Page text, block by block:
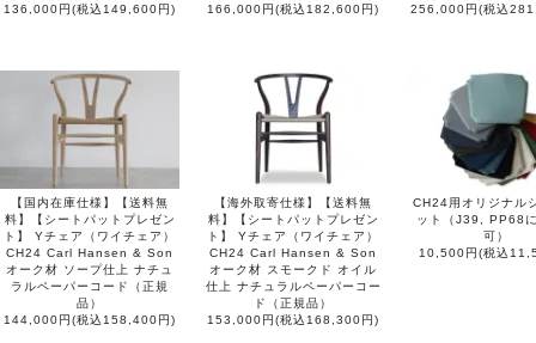
136,000円(税込149,600円)
166,000円(税込182,600円)
256,000円(税込
【国内在庫仕様】【送料無
料】【シートパットプレゼン
ト】 Yチェア（ワイチェア）
CH24 Carl Hansen & Son
オーク材 ソープ仕上 ナチュ
ラルペーパーコード（正規
品）
144,000円(税込158,400円)
【海外取寄仕様】【送料無
料】【シートパットプレゼン
ト】 Yチェア（ワイチェア）
CH24 Carl Hansen & Son
オーク材 スモークド オイル
仕上 ナチュラルペーパーコー
ド（正規品）
153,000円(税込168,300円)
CH24用オリジナル
ット（J39, PP68
可）
10,500円(税込